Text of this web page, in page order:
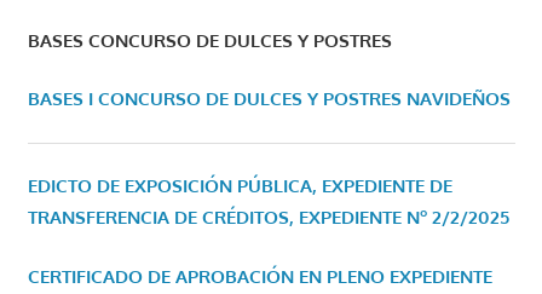
BASES CONCURSO DE DULCES Y POSTRES
BASES I CONCURSO DE DULCES Y POSTRES NAVIDEÑOS
EDICTO DE EXPOSICIÓN PÚBLICA, EXPEDIENTE DE
TRANSFERENCIA DE CRÉDITOS, EXPEDIENTE Nº 2/2/2025
CERTIFICADO DE APROBACIÓN EN PLENO EXPEDIENTE